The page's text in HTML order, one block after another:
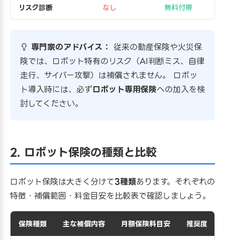
リスク診断 なし 無料付帯
専門家のアドバイス：
従来の動産保険や火災保
険では、ロボット特有のリスク（AI判断ミス、自律
走行、サイバー攻撃）は補償されません。 ロボッ
ト導入時には、必ず ロボット専用保険への加入を検
討してください。
2. ロボット保険の種類と比較
ロボット保険は大きく分けて3種類あります。それぞれの
特徴・補償範囲・料金目安を比較表で確認しましょう。
保険種類 主な補償内容 月額保険料目安 推奨度